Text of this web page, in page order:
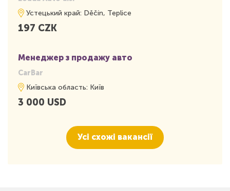
Устецький край: Děčín, Teplice
197 CZK
Менеджер з продажу авто
CarBar
Київська область: Київ
3 000 USD
Усі схожі вакансії